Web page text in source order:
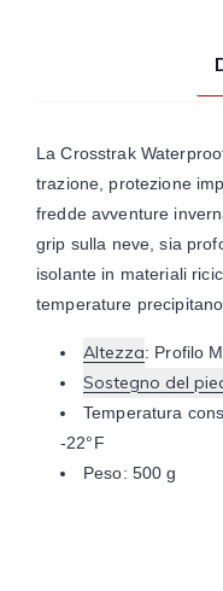
La Crosstrak
trazione, protezione
fredde avventure
grip sulla neve, sia
isolante in materiali
temperature precipitano.
Altezza: Profilo
Sostegno del
Temperatura
-22°F
Peso: 500 g